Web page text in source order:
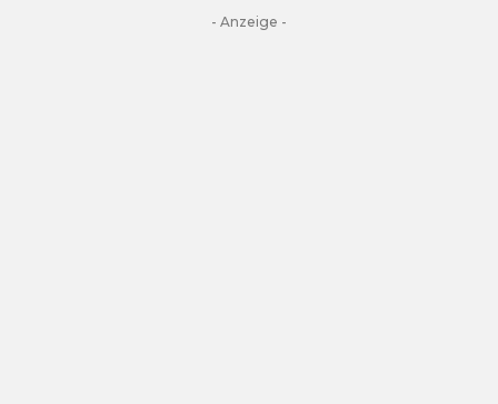
- Anzeige -